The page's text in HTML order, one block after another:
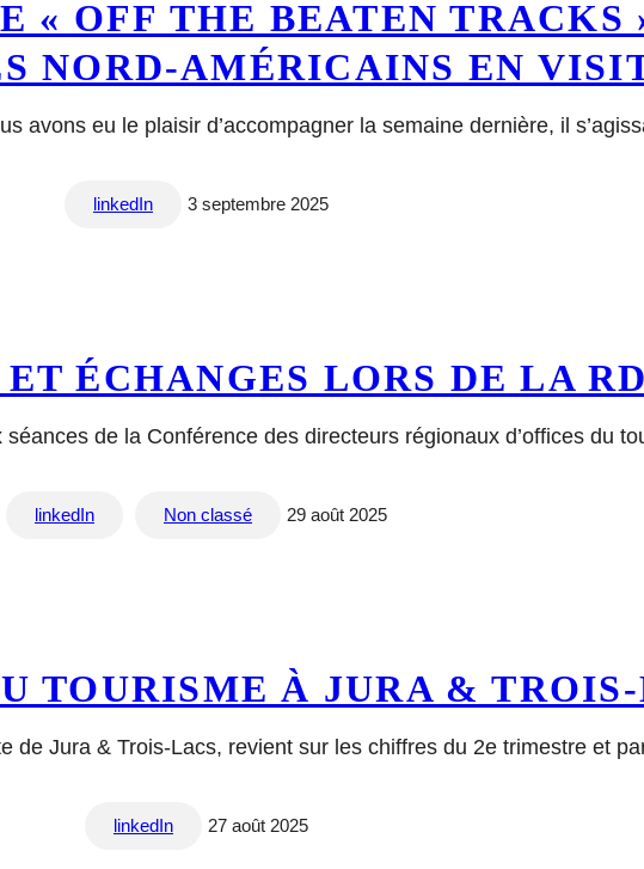
« OFF THE BEATEN TRACKS
NORD-AMÉRICAINS EN
avons eu le plaisir d’accompagner la semaine dernière, il
linkedIn 3 septembre 2025
ÉCHANGES LORS DE LA
de la Conférence des directeurs régionaux d’offices du
linkedIn Non classé 29 août 2025
TOURISME À JURA &
de Jura & Trois-Lacs, revient sur les chiffres du 2e trimestre et
linkedIn 27 août 2025